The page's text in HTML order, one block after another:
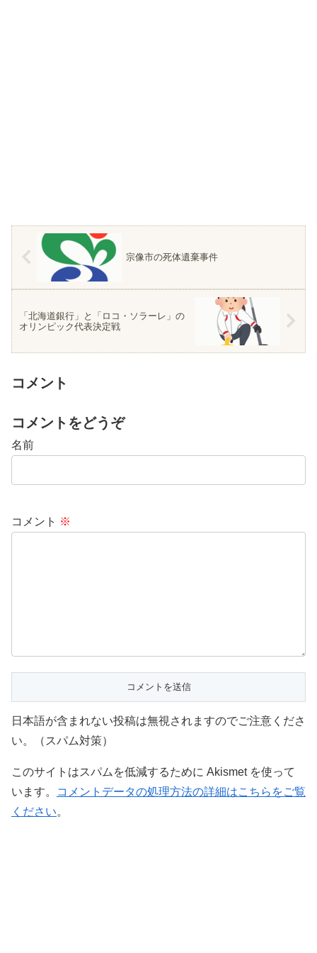
宗像市の死体遺棄事件
「北海道銀行」と「ロコ・ソラーレ」の
オリンピック代表決定戦
コメント
コメントをどうぞ
名前
コメント ※
日本語が含まれない投稿は無視されますのでご注意くださ
い。（スパム対策）
このサイトはスパムを低減するために Akismet を使って
います。
コメントデータの処理方法の詳細はこちらをご覧
ください。